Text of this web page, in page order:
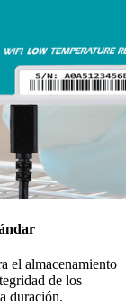
el almacenamiento
de los
duración.